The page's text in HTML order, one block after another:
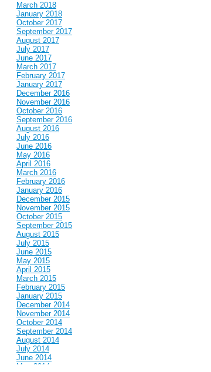
March 2018
January 2018
October 2017
September 2017
August 2017
July 2017
June 2017
March 2017
February 2017
January 2017
December 2016
November 2016
October 2016
September 2016
August 2016
July 2016
June 2016
May 2016
April 2016
March 2016
February 2016
January 2016
December 2015
November 2015
October 2015
September 2015
August 2015
July 2015
June 2015
May 2015
April 2015
March 2015
February 2015
January 2015
December 2014
November 2014
October 2014
September 2014
August 2014
July 2014
June 2014
May 2014